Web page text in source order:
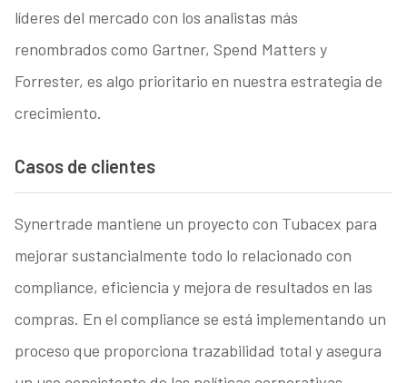
líderes del mercado con los analistas más
renombrados como Gartner, Spend Matters y
Forrester, es algo prioritario en nuestra estrategia de
crecimiento.
Casos de clientes
Synertrade mantiene un proyecto con Tubacex para
mejorar sustancialmente todo lo relacionado con
compliance, eficiencia y mejora de resultados en las
compras. En el compliance se está implementando un
proceso que proporciona trazabilidad total y asegura